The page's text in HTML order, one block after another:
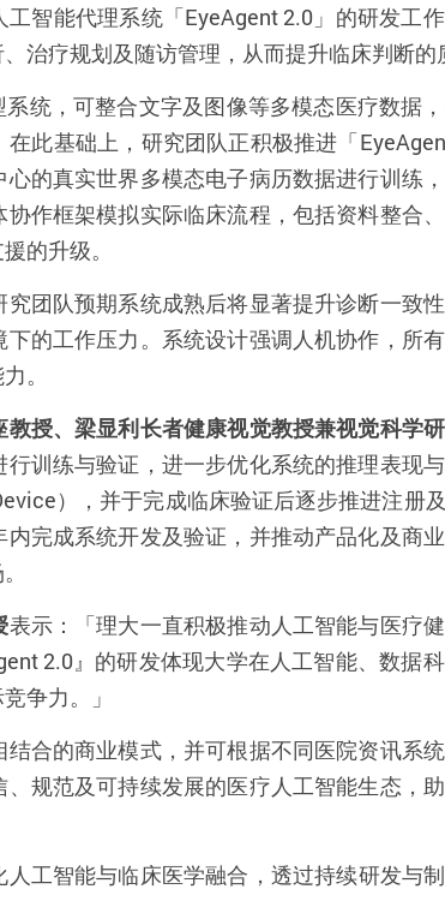
工智能代理系统「EyeAgent 2.0 」的研发工
治疗规划及随访管理，从而提升临床判断的
系统，可整合文字及图像等多模态医疗数据
此基础上，研究团队正积极推进「
的真实世界多模态电子病历数据进行训练
作框架模拟实际临床流程，包括资料整合
的升级。
团队预期系统成熟后将显著提升诊断一致
的工作压力。系统设计强调人机协作，所
。
授、梁显利长者健康视觉教授兼视觉科学
训练与验证，进一步优化系统的推理表现
），并于完成临床验证后逐步推进注册
完成系统开发及验证，并推动产品化及商
表示：「理大一直积极推动人工智能与医疗
2.0』 的研发体现大学在人工智能、数据
争力。」
合的商业模式，并可根据不同医院资讯系
规范及可持续发展的医疗人工智能生态，
人工智能与临床医学融合，透过持续研发与